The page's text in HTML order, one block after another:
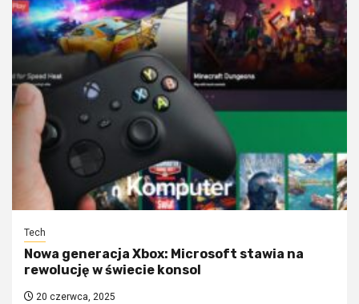
Tech
Nowa generacja Xbox: Microsoft stawia na
rewolucję w świecie konsol
20 czerwca, 2025